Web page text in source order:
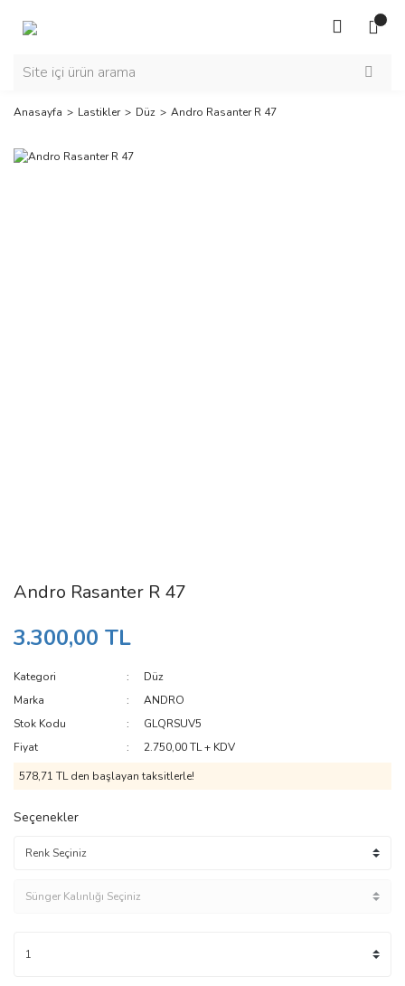
Anasayfa Lastikler Düz Andro Rasanter R 47
Andro Rasanter R 47
3.300,00 TL
Kategori
Düz
Marka
ANDRO
Stok Kodu
GLQRSUV5
Fiyat
2.750,00 TL + KDV
578,71 TL den başlayan taksitlerle!
Seçenekler